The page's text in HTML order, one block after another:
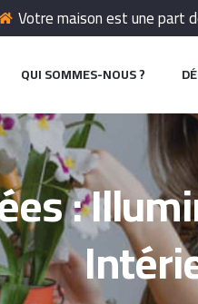
Votre maison est une part
QUI SOMMES-NOUS ?
: